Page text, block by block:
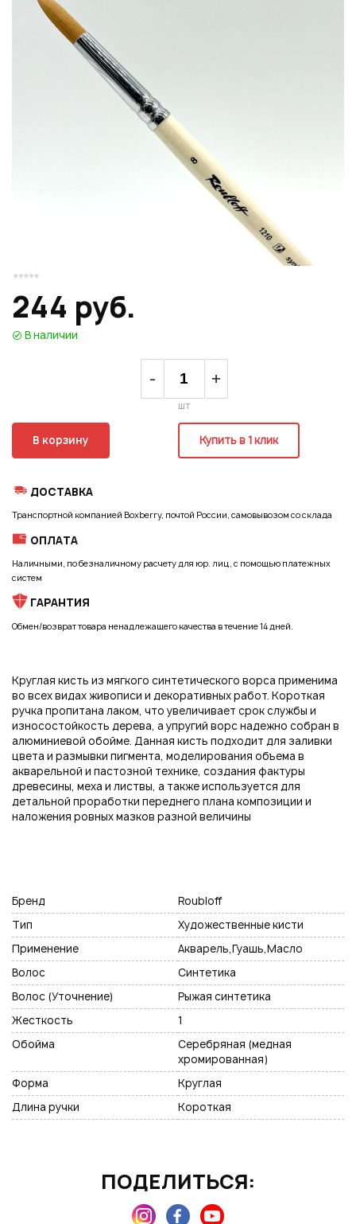
244 руб.
В наличии
- +
шт
В корзину Купить в 1 клик
ДОСТАВКА
Транспортной компанией Boxberry, почтой России, самовывозом со склада
ОПЛАТА
Наличными, по безналичному расчету для юр. лиц, с помощью платежных
систем
ГАРАНТИЯ
Обмен/возврат товара ненадлежащего качества в течение 14 дней.
Круглая кисть из мягкого синтетического ворса применима
во всех видах живописи и декоративных работ. Короткая
ручка пропитана лаком, что увеличивает срок службы и
износостойкость дерева, а упругий ворс надежно собран в
алюминиевой обойме. Данная кисть подходит для заливки
цвета и размывки пигмента, моделирования объема в
акварельной и пастозной технике, создания фактуры
древесины, меха и листвы, а также используется для
детальной проработки переднего плана композиции и
наложения ровных мазков разной величины
Бренд
Roubloff
Тип
Художественные кисти
Применение
Акварель,Гуашь,Масло
Волос
Синтетика
Волос (Уточнение)
Рыжая синтетика
Жесткость
1
Обойма
Cеребряная (медная
хромированная)
Форма
Круглая
Длина ручки
Короткая
ПОДЕЛИТЬСЯ:
Накопительные скидки
Розыгрыши подарков
Доступ в закрытый клуб
ВОЙТИ ЧЕРЕЗ GOOGLE
Подписаться на новые возможности
Нажимая на кнопку "Отправить", вы даете согласие на обработку
персональных данных
Нажимая на кнопку "Отправить", вы даете согласие на обработку
Нажимая на кнопку "Отправить", вы даете согласие на обработку
персональных данных
Или войти через соц сети
ВОЙТИ ЧЕРЕЗ GOOGLE
Нажимая на кнопку "Отправить", вы даете согласие на обработку
персональных данных